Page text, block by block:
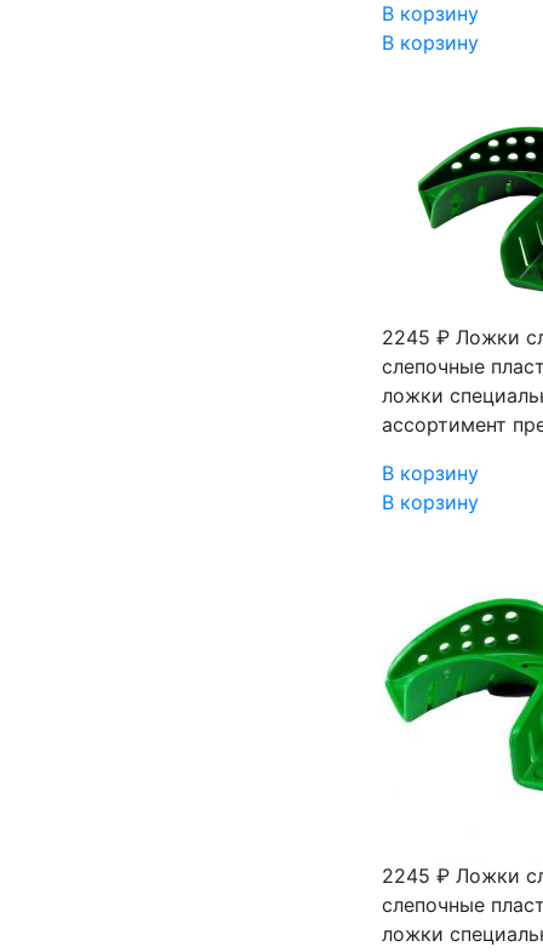
В корзину
В корзину
2245 ₽ Ложки
слепочные
ложки
ассортимент
В корзину
В корзину
2245 ₽ Ложки
слепочные
ложки